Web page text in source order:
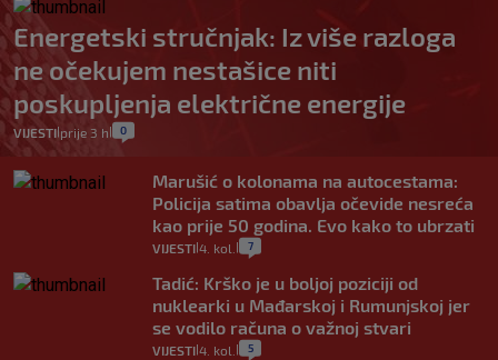
Energetski stručnjak: Iz više razloga
ne očekujem nestašice niti
poskupljenja električne energije
VIJESTI prije 3 h 0
Marušić o kolonama na autocestama:
Policija satima obavlja očevide nesreća
kao prije 50 godina. Evo kako to ubrzati
VIJESTI 4. kol. 7
Tadić: Krško je u boljoj poziciji od
nuklearki u Mađarskoj i Rumunjskoj jer
se vodilo računa o važnoj stvari
VIJESTI 4. kol. 5